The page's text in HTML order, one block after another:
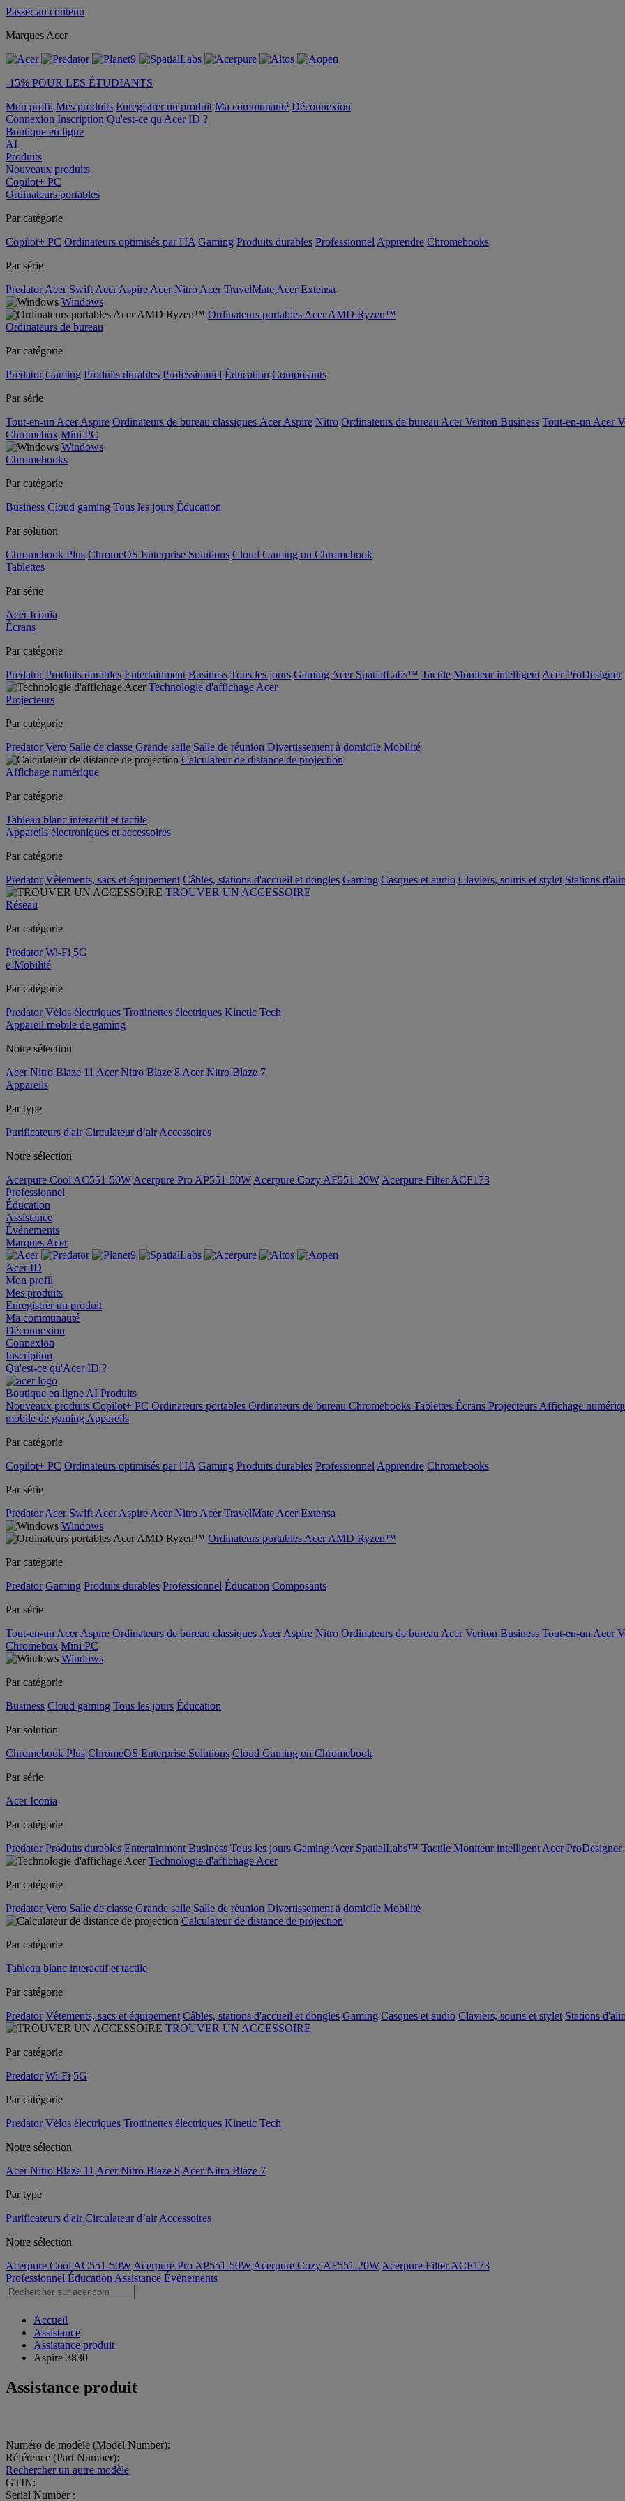
Passer au contenu
Marques Acer
-15% POUR LES ÉTUDIANTS
Mon profil Mes produits Enregistrer un produit Ma communauté Déconnexion
Connexion Inscription Qu'est-ce qu'Acer ID ?
Boutique en ligne
AI
Produits
Nouveaux produits
Copilot+ PC
Ordinateurs portables
Par catégorie
Copilot+ PC Ordinateurs optimisés par l'IA Gaming Produits durables Professionnel Apprendre Chromebooks
Par série
Predator Acer Swift Acer Aspire Acer Nitro Acer TravelMate Acer Extensa
Windows
Ordinateurs portables Acer AMD Ryzen™
Ordinateurs de bureau
Par catégorie
Predator Gaming Produits durables Professionnel Éducation Composants
Par série
Tout-en-un Acer Aspire Ordinateurs de bureau classiques Acer Aspire Nitro Ordinateurs de bureau Acer Veriton Business Tout-en-un Acer
Chromebox Mini PC
Windows
Chromebooks
Par catégorie
Business Cloud gaming Tous les jours Éducation
Par solution
Chromebook Plus ChromeOS Enterprise Solutions Cloud Gaming on Chromebook
Tablettes
Par série
Acer Iconia
Écrans
Par catégorie
Predator Produits durables Entertainment Business Tous les jours Gaming Acer SpatialLabs™ Tactile Moniteur intelligent Acer ProDesigner
Technologie d'affichage Acer
Projecteurs
Par catégorie
Predator Vero Salle de classe Grande salle Salle de réunion Divertissement à domicile Mobilité
Calculateur de distance de projection
Affichage numérique
Par catégorie
Tableau blanc interactif et tactile
Appareils électroniques et accessoires
Par catégorie
Predator Vêtements, sacs et équipement Câbles, stations d'accueil et dongles Gaming Casques et audio Claviers, souris et stylet Stations
TROUVER UN ACCESSOIRE
Réseau
Par catégorie
Predator Wi-Fi 5G
e-Mobilité
Par catégorie
Predator Vélos électriques Trottinettes électriques Kinetic Tech
Appareil mobile de gaming
Notre sélection
Acer Nitro Blaze 11 Acer Nitro Blaze 8 Acer Nitro Blaze 7
Appareils
Par type
Purificateurs d'air Circulateur d’air Accessoires
Notre sélection
Acerpure Cool AC551-50W Acerpure Pro AP551-50W Acerpure Cozy AF551-20W Acerpure Filter ACF173
Professionnel
Éducation
Assistance
Événements
Marques Acer
Acer ID
Mon profil
Mes produits
Enregistrer un produit
Ma communauté
Déconnexion
Connexion
Inscription
Qu'est-ce qu'Acer ID ?
Boutique en ligne AI Produits
Nouveaux produits Copilot+ PC Ordinateurs portables Ordinateurs de bureau Chromebooks Tablettes Écrans Projecteurs Affichage
mobile de gaming Appareils
Par catégorie
Copilot+ PC Ordinateurs optimisés par l'IA Gaming Produits durables Professionnel Apprendre Chromebooks
Par série
Predator Acer Swift Acer Aspire Acer Nitro Acer TravelMate Acer Extensa
Windows
Ordinateurs portables Acer AMD Ryzen™
Par catégorie
Predator Gaming Produits durables Professionnel Éducation Composants
Par série
Tout-en-un Acer Aspire Ordinateurs de bureau classiques Acer Aspire Nitro Ordinateurs de bureau Acer Veriton Business Tout-en-un Acer
Chromebox Mini PC
Windows
Par catégorie
Business Cloud gaming Tous les jours Éducation
Par solution
Chromebook Plus ChromeOS Enterprise Solutions Cloud Gaming on Chromebook
Par série
Acer Iconia
Par catégorie
Predator Produits durables Entertainment Business Tous les jours Gaming Acer SpatialLabs™ Tactile Moniteur intelligent Acer ProDesigner
Technologie d'affichage Acer
Par catégorie
Predator Vero Salle de classe Grande salle Salle de réunion Divertissement à domicile Mobilité
Calculateur de distance de projection
Par catégorie
Tableau blanc interactif et tactile
Par catégorie
Predator Vêtements, sacs et équipement Câbles, stations d'accueil et dongles Gaming Casques et audio Claviers, souris et stylet Stations
TROUVER UN ACCESSOIRE
Par catégorie
Predator Wi-Fi 5G
Par catégorie
Predator Vélos électriques Trottinettes électriques Kinetic Tech
Notre sélection
Acer Nitro Blaze 11 Acer Nitro Blaze 8 Acer Nitro Blaze 7
Par type
Purificateurs d'air Circulateur d’air Accessoires
Notre sélection
Acerpure Cool AC551-50W Acerpure Pro AP551-50W Acerpure Cozy AF551-20W Acerpure Filter ACF173
Professionnel Éducation Assistance Événements
Accueil
Assistance
Assistance produit
Aspire 3830
Assistance produit
Numéro de modèle (Model Number):
Référence (Part Number):
Rechercher un autre modèle
GTIN:
Serial Number :